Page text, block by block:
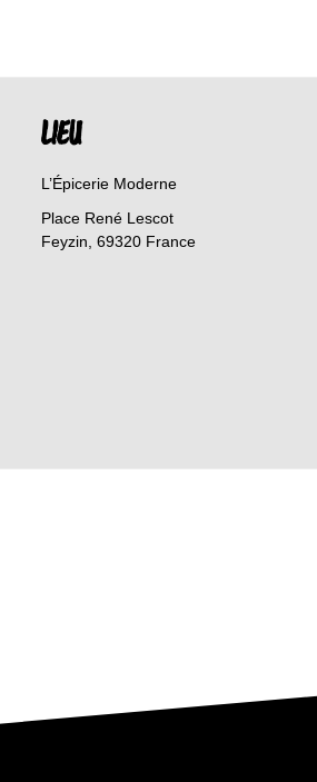
LIEU
L’Épicerie Moderne
Place René Lescot
Feyzin 69320 France